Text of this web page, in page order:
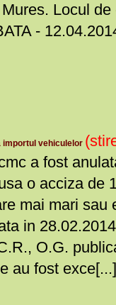
Locul
-
importul vehiculelor
a fost
o acciza de
mai mari sau
in
O.G.
au fost exce[...]